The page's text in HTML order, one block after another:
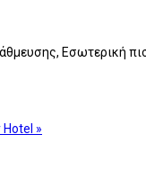
Εσωτερική
Hotel »